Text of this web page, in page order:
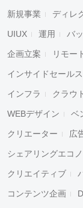
新規事業 ディレ
UIUX 運用 バ
企画立案 リモー
インサイドセールス
インフラ クラウ
WEBデザイン ベ
クリエーター 広
シェアリングエコ
クリエイティブ
コンテンツ企画